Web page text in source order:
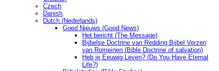
Czech
Danish
Dutch (Nederlands)
Goed Nieuws (Good News)
Het bericht (The Message)
Bijbelse Doctrine van Redding Bijbel Verzen
van Romeinen (Bible Doctrine of salvation)
Heb je Eeuwig Leven? (Do You Have Eternal
Life?)